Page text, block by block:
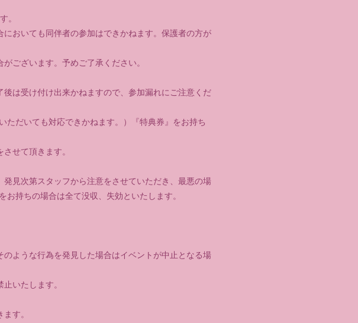
。
おいても同伴者の参加はできかねます。保護者の方が
ございます。予めご了承ください。
は受け付け出来かねますので、参加漏れにご注意くだ
ただいても対応できかねます。）『特典券』をお持ち
せて頂きます。
見次第スタッフから注意をさせていただき、最悪の場
持ちの場合は全て没収、失効といたします。
ような行為を発見した場合はイベントが中止となる場
いたします。
す。